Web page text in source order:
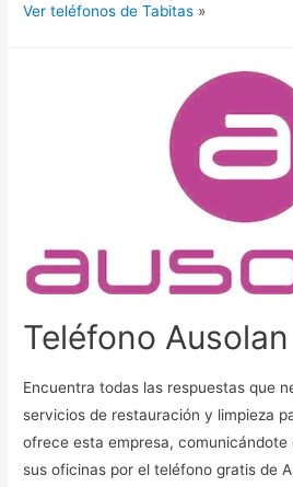
Ver teléfonos de Tabitas »
Teléfono Ausolan
Encuentra todas las respuestas que
servicios de restauración y limpieza
ofrece esta empresa, comunicándote
sus oficinas por el teléfono gratis de